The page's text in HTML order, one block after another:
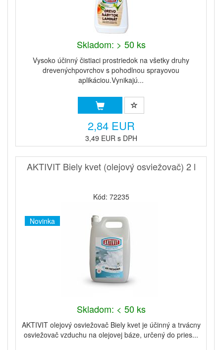
Skladom: > 50 ks
Vysoko účinný čistiaci prostriedok na všetky druhy
drevenýchpovrchov s pohodlnou sprayovou
aplikáciou.Vynikajú...
2,84 EUR
3,49 EUR s DPH
AKTIVIT Biely kvet (olejový osviežovač) 2 l
Kód: 72235
Novinka
Skladom: < 50 ks
AKTIVIT olejový osviežovač Biely kvet je účinný a trvácny
osviežovač vzduchu na olejovej báze, určený do pries...